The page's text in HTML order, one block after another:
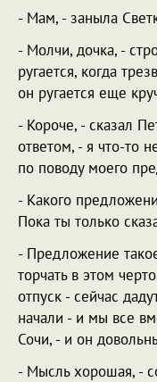
- Мам, - заныла
- Молчи, дочка, -
ругается, когда
он ругается еще
- Короче, - сказал
ответом, - я что-то
по поводу моего
- Какого
Пока ты только
- Предложение
торчать в этом
отпуск - сейчас
начали - и мы все
Сочи, - и он
- Мысль хорошая, -